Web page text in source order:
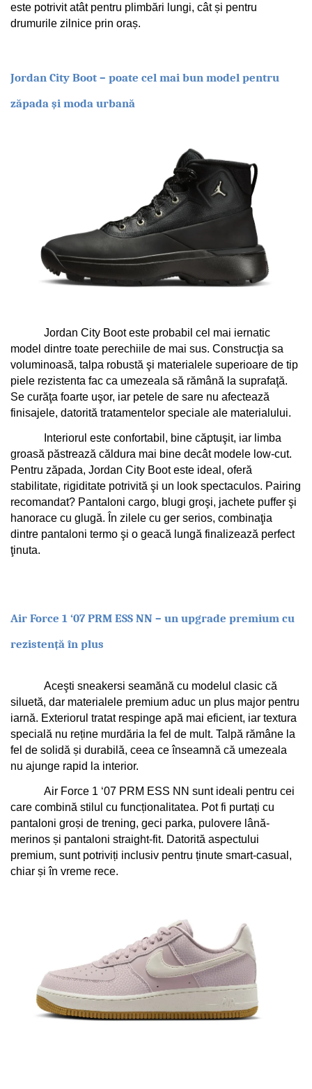
este potrivit atât pentru plimbări lungi, cât și pentru
drumurile zilnice prin oraș.
Jordan City Boot – poate cel mai bun model pentru
zăpada şi moda urbană
Jordan City Boot este probabil cel mai iernatic
model dintre toate perechiile de mai sus. Construcţia sa
voluminoasă, talpa robustă şi materialele superioare de tip
piele rezistenta fac ca umezeala să rămână la suprafaţă.
Se curăţa foarte uşor, iar petele de sare nu afectează
finisajele, datorită tratamentelor speciale ale materialului.
Interiorul este confortabil, bine căptuşit, iar limba
groasă păstrează căldura mai bine decât modele low-cut.
Pentru zăpada, Jordan City Boot este ideal, oferă
stabilitate, rigiditate potrivită şi un look spectaculos. Pairing
recomandat? Pantaloni cargo, blugi groşi, jachete puffer şi
hanorace cu glugă. În zilele cu ger serios, combinaţia
dintre pantaloni termo şi o geacă lungă finalizează perfect
ţinuta.
Air Force 1 ‘07 PRM ESS NN – un upgrade premium cu
rezistență în plus
Aceşti sneakersi seamănă cu modelul clasic că
siluetă, dar materialele premium aduc un plus major pentru
iarnă. Exteriorul tratat respinge apă mai eficient, iar textura
specială nu reține murdăria la fel de mult. Talpă rămâne la
fel de solidă și durabilă, ceea ce înseamnă că umezeala
nu ajunge rapid la interior.
Air Force 1 ‘07 PRM ESS NN sunt ideali pentru cei
care combină stilul cu funcționalitatea. Pot fi purtați cu
pantaloni groși de trening, geci parka, pulovere lână-
merinos și pantaloni straight-fit. Datorită aspectului
premium, sunt potriviți inclusiv pentru ținute smart-casual,
chiar și în vreme rece.